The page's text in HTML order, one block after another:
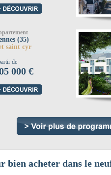
(35)
saint cyr
de
000 €
bien acheter dans le